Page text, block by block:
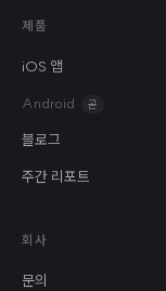
제품
iOS 앱
Android
곧
블로그
주간 리포트
회사
문의